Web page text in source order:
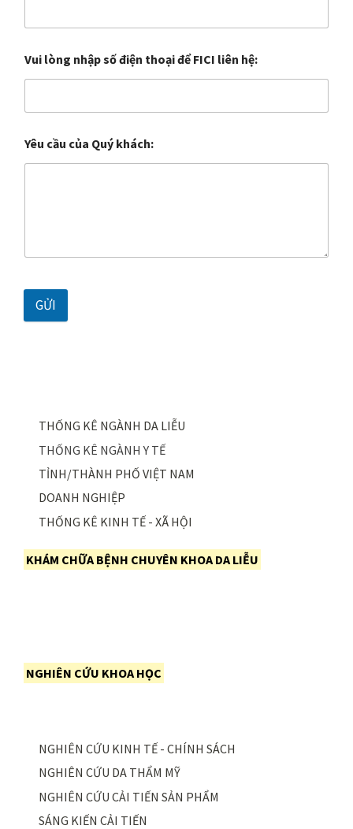
Vui lòng nhập số điện thoại để FICI liên hệ:
Yêu cầu của Quý khách:
GỬI
THỐNG KÊ NGÀNH DA LIỄU
THỐNG KÊ NGÀNH Y TẾ
TỈNH/THÀNH PHỐ VIỆT NAM
DOANH NGHIỆP
THỐNG KÊ KINH TẾ - XÃ HỘI
KHÁM CHỮA BỆNH CHUYÊN KHOA DA LIỄU
NGHIÊN CỨU KHOA HỌC
NGHIÊN CỨU KINH TẾ - CHÍNH SÁCH
NGHIÊN CỨU DA THẨM MỸ
NGHIÊN CỨU CẢI TIẾN SẢN PHẨM
SÁNG KIẾN CẢI TIẾN